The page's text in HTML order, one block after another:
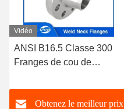
Vidéo
ANSI B16.5 Classe 300
Franges de cou de
inoxydable A182
304/316L WNRF Face
Obtenez le meilleur prix